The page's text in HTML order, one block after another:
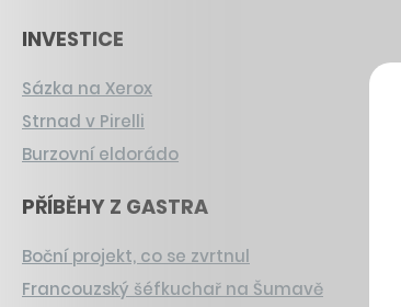
INVESTICE
Sázka na Xerox
Strnad v Pirelli
Burzovní eldorádo
PŘÍBĚHY Z GASTRA
Boční projekt, co se zvrtnul
Francouzský šéfkuchař na Šumavě